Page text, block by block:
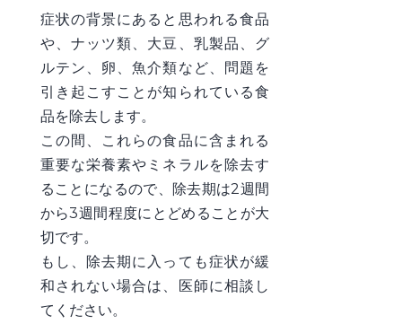
症状の背景にあると思われる食品
や、ナッツ類、大豆、乳製品、グ
ルテン、卵、魚介類など、問題を
引き起こすことが知られている食
品を除去します。
この間、これらの食品に含まれる
重要な栄養素やミネラルを除去す
ることになるので、除去期は2週間
から3週間程度にとどめることが大
切です。
もし、除去期に入っても症状が緩
和されない場合は、医師に相談し
てください。